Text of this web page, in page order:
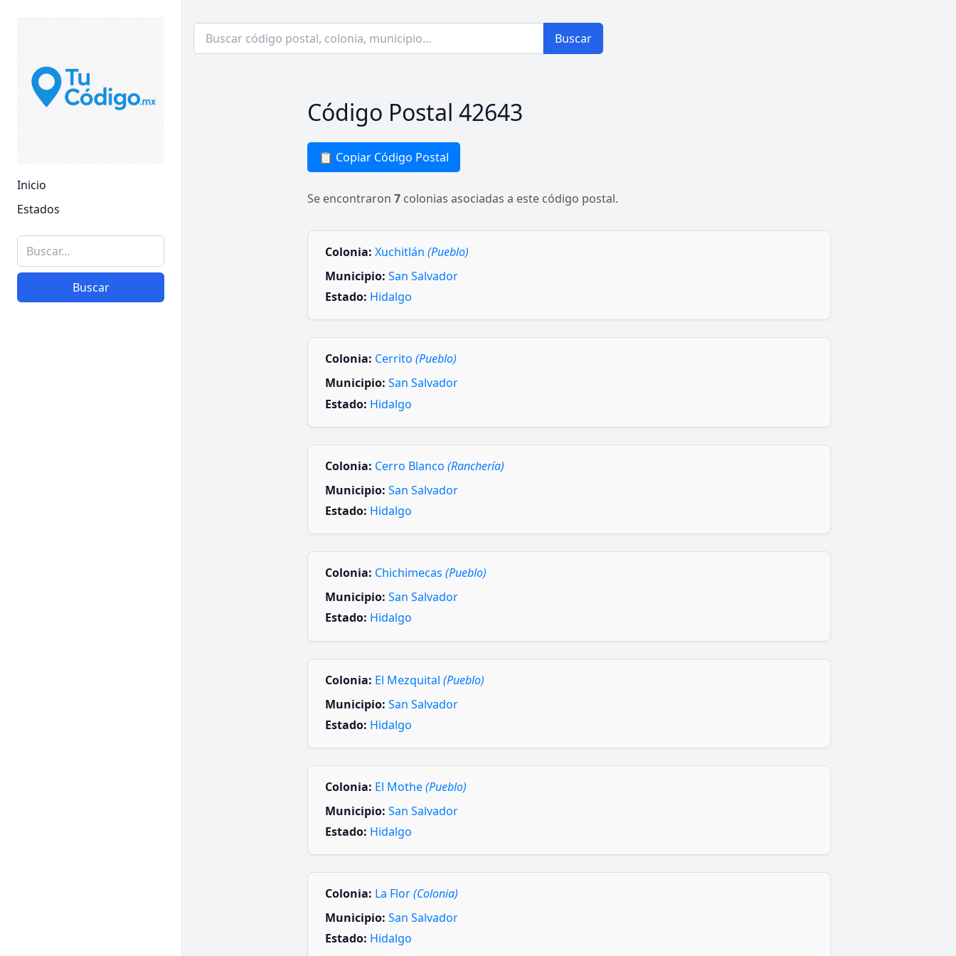
Inicio
Estados
Buscar
Buscar
Código Postal 42643
📋 Copiar Código Postal
Se encontraron 7 colonias asociadas a este código postal.
Colonia: Xuchitlán (Pueblo)
Municipio: San Salvador
Estado: Hidalgo
Colonia: Cerrito (Pueblo)
Municipio: San Salvador
Estado: Hidalgo
Colonia: Cerro Blanco (Ranchería)
Municipio: San Salvador
Estado: Hidalgo
Colonia: Chichimecas (Pueblo)
Municipio: San Salvador
Estado: Hidalgo
Colonia: El Mezquital (Pueblo)
Municipio: San Salvador
Estado: Hidalgo
Colonia: El Mothe(Pueblo)
Municipio: San Salvador
Estado: Hidalgo
Colonia: La Flor(Colonia)
Municipio: San Salvador
Estado: Hidalgo